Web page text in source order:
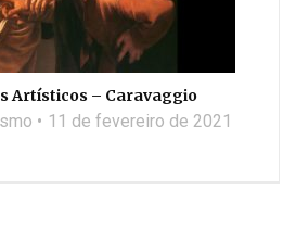
Artísticos – Caravaggio
11 de fevereiro de 2021